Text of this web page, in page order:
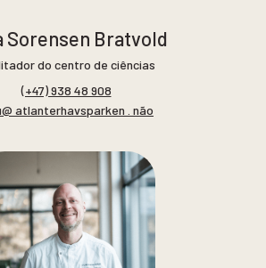
Sorensen Bratvold
do centro de ciências
(+47) 938 48 908
atlanterhavsparken . não